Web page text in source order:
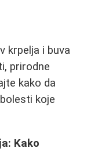
krpelja i buva
prirodne
kako da
koje
Kako